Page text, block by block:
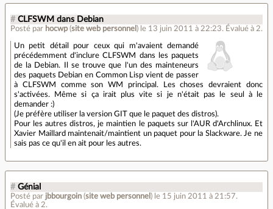
# CLFSWM dans Debian
Posté par hocwp(site web personnel ) le 13 juin 2011 à 22:23. Évalué à 2.
Un petit détail pour ceux qui m'avaient demandé
précédemment d'inclure CLFSWM dans les paquets
de la Debian. Il se trouve que l'un des mainteneurs
des paquets Debian en Common Lisp vient de passer
à CLFSWM comme son WM principal. Les choses devraient donc
s'activées. Même si ça irait plus vite si je n'était pas le seul à le
demander :)
(Je préfère utiliser la version GIT que le paquet des distros).
Pour les autres distros, je maintien le paquets sur l'AUR d'Archlinux. Et
Xavier Maillard maintenait/maintient un paquet pour la Slackware. Je ne
sais pas ce qu'il en ait pour les autres.
# Génial
Posté par jbbourgoin (site web personnel ) le 15 juin 2011 à 21:57.
Évalué à 2.